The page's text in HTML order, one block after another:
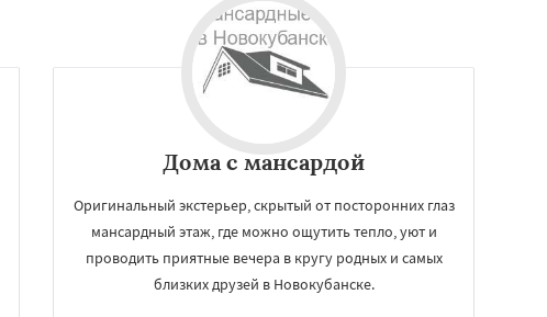
Дома с мансардой
Оригинальный экстерьер, скрытый от посторонних глаз
мансардный этаж, где можно ощутить тепло, уют и
проводить приятные вечера в кругу родных и самых
близких друзей в Новокубанске.